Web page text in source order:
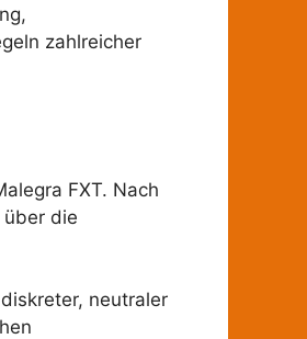
zahlreicher
FXT. Nach
die
neutraler